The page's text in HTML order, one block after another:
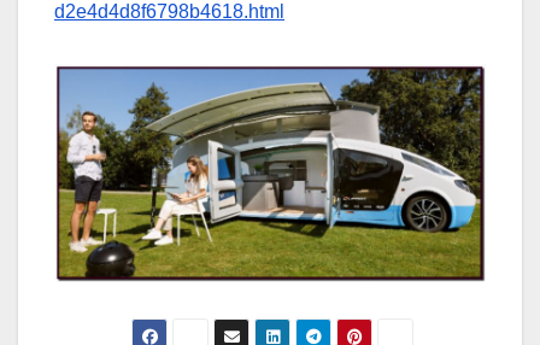
d2e4d4d8f6798b4618.html